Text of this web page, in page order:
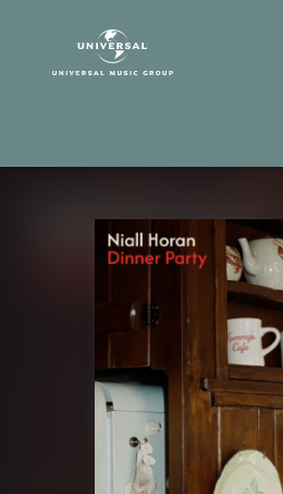
More